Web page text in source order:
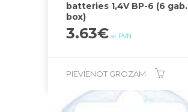
batteries 1,4V BP-6 (6 gab.
box)
3.63€ ar PVN
PIEVIENOT GROZAM